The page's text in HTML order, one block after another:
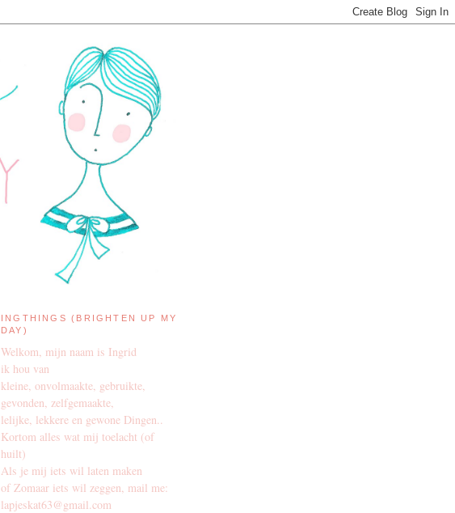
INGTHINGS (BRIGHTEN UP MY
DAY)
Welkom, mijn naam is Ingrid
ik hou van
kleine, onvolmaakte, gebruikte,
gevonden, zelfgemaakte,
lelijke, lekkere en gewone Dingen..
Kortom alles wat mij toelacht (of
huilt)
Als je mij iets wil laten maken
of Zomaar iets wil zeggen, mail me:
lapjeskat63@gmail.com